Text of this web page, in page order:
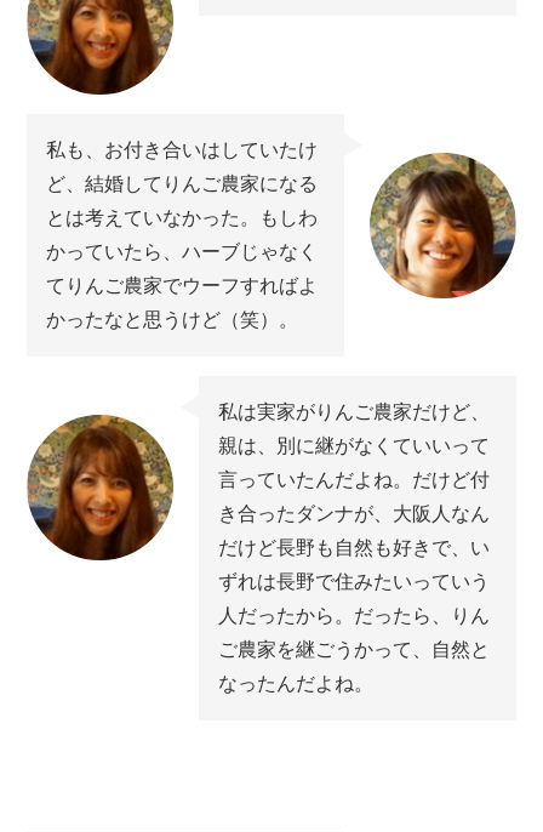
私も、お付き合いはしていたけ
ど、結婚してりんご農家になる
とは考えていなかった。もしわ
かっていたら、ハーブじゃなく
てりんご農家でウーフすればよ
かったなと思うけど（笑）。
私は実家がりんご農家だけど、
親は、別に継がなくていいって
言っていたんだよね。だけど付
き合ったダンナが、大阪人なん
だけど長野も自然も好きで、い
ずれは長野で住みたいっていう
人だったから。だったら、りん
ご農家を継ごうかって、自然と
なったんだよね。